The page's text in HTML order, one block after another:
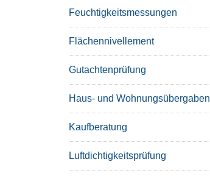
Feuchtigkeitsmessungen
Flächennivellement
Gutachtenprüfung
Haus- und Wohnungsübergaben
Kaufberatung
Luftdichtigkeitsprüfung